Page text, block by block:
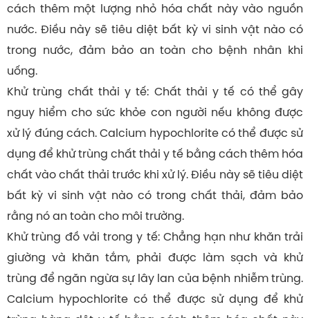
cách thêm một lượng nhỏ hóa chất này vào nguồn
nước. Điều này sẽ tiêu diệt bất kỳ vi sinh vật nào có
trong nước, đảm bảo an toàn cho bệnh nhân khi
uống.
Khử trùng chất thải y tế: Chất thải y tế có thể gây
nguy hiểm cho sức khỏe con người nếu không được
xử lý đúng cách. Calcium hypochlorite có thể được sử
dụng để khử trùng chất thải y tế bằng cách thêm hóa
chất vào chất thải trước khi xử lý. Điều này sẽ tiêu diệt
bất kỳ vi sinh vật nào có trong chất thải, đảm bảo
rằng nó an toàn cho môi trường.
Khử trùng đồ vải trong y tế: Chẳng hạn như khăn trải
giường và khăn tắm, phải được làm sạch và khử
trùng để ngăn ngừa sự lây lan của bệnh nhiễm trùng.
Calcium hypochlorite có thể được sử dụng để khử